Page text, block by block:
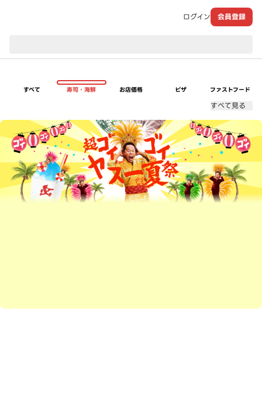
ログイン 会員登録
すべて 寿司・海鮮 お店価格 ピザ ファストフード
すべて見る
超ゴイゴイヤスー夏祭